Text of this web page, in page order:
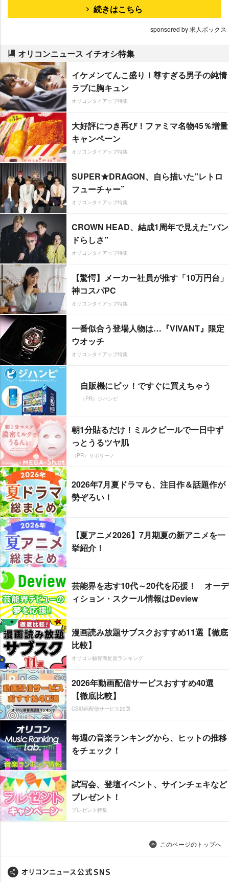
続きはこちら
sponsored by 求人ボックス
オリコンニュース イチオシ特集
イケメンてんこ盛り！尊すぎる男子の純情
ラブに胸キュン
オリコンタイアップ特集
大好評につき再び！ファミマ名物45％増量
キャンペーン
オリコンタイアップ特集
SUPER★DRAGON、自ら描いた”レトロ
フューチャー”
オリコンタイアップ特集
CROWN HEAD、結成1周年で見えた”バン
ドらしさ”
オリコンタイアップ特集
【驚愕】メーカー社員が推す「10万円台」
神コスパPC
オリコンタイアップ特集
一番似合う登場人物は…『VIVANT』限定
ウオッチ
オリコンタイアップ特集
自販機にピッ！ですぐに買えちゃう
（PR）ジハンピ
朝1分貼るだけ！ミルクピールで一日中ず
っとうるツヤ肌
（PR）サボリーノ
2026年7月夏ドラマも、注目作＆話題作が
勢ぞろい！
【夏アニメ2026】7月期夏の新アニメを一
挙紹介！
芸能界を志す10代～20代を応援！ オーデ
ィション・スクール情報はDeview
漫画読み放題サブスクおすすめ11選【徹底
比較】
オリコン顧客満足度ランキング
2026年動画配信サービスおすすめ40選
【徹底比較】
CS動画配信サービス20選
毎週の音楽ランキングから、ヒットの推移
をチェック！
試写会、登壇イベント、サインチェキなど
プレゼント！
プレゼント特集
このページのトップへ